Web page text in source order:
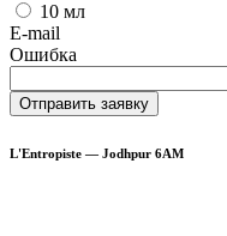
10 мл
E-mail
Ошибка
Отправить заявку
L'Entropiste — Jodhpur 6AM